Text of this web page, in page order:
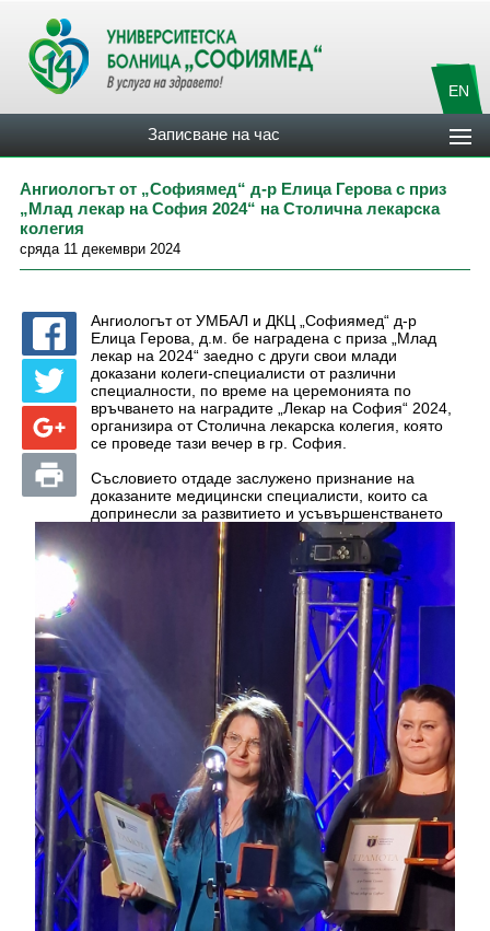
EN
Записване на час
Ангиологът от „Софиямед“ д-р Елица Герова с приз
„Млад лекар на София 2024“ на Столична лекарска
колегия
сряда 11 декември 2024
Ангиологът от УМБАЛ и ДКЦ „Софиямед“ д-р
Елица Герова, д.м. бе наградена с приза „Млад
лекар на 2024“ заедно с други свои млади
доказани колеги-специалисти от различни
специалности, по време на церемонията по
връчването на наградите „Лекар на София“ 2024,
организира от Столична лекарска колегия, която
се проведе тази вечер в гр. София.
Съсловието отдаде заслужено признание на
доказаните медицински специалисти, които са
допринесли за развитието и усъвършенстването